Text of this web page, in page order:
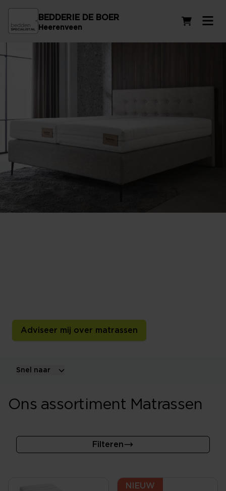
BEDDERIE DE BOER
Heerenveen
Adviseer mij over matrassen
Snel naar
Ons assortiment Matrassen
Filteren
NIEUW